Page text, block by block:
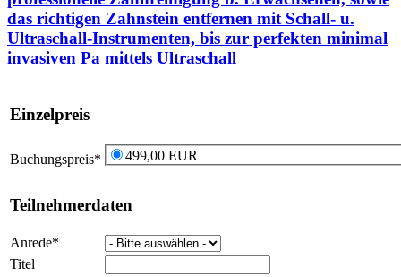
das richtigen Zahnstein entfernen mit Schall- u.
Ultraschall-Instrumenten, bis zur perfekten minimal
invasiven Pa mittels Ultraschall
Einzelpreis
Buchungspreis* 499,00 EUR
Teilnehmerdaten
Anrede*
Titel